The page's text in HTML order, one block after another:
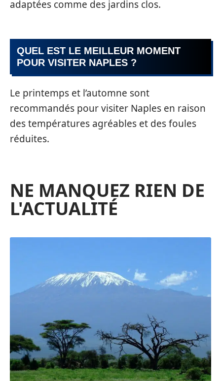
adaptées comme des jardins clos.
QUEL EST LE MEILLEUR MOMENT
POUR VISITER NAPLES ?
Le printemps et l’automne sont
recommandés pour visiter Naples en raison
des températures agréables et des foules
réduites.
NE MANQUEZ RIEN DE
L'ACTUALITÉ